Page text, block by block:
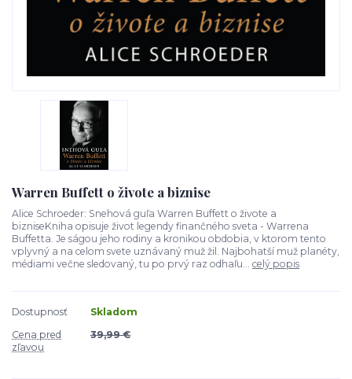
Warren Buffett o živote a biznise
Alice Schroeder: Snehová guľa Warren Buffett o živote a
bizniseKniha opisuje život legendy finančného sveta - Warrena
Buffetta. Je ságou jeho rodiny a kronikou obdobia, v ktorom tento
vplyvný a na celom svete uznávaný muž žil. Najbohatší muž planéty,
médiami večne sledovaný, tu po prvý raz odhaľu... celý popis
Dostupnosť
Skladom
Cena pred
zľavou
39,99 €